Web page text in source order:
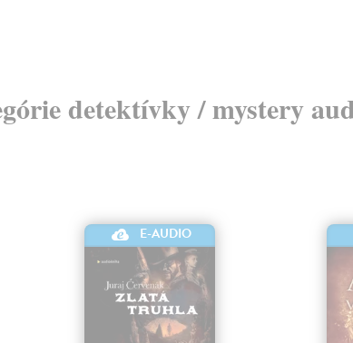
detektívky / mystery
E-AUDIO